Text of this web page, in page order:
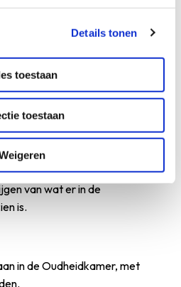
Details tonen
toestaan
toestaan
woonhuis uit 1599.
zijn. Met een rolstoel of
is niet mogelijk, met
en kleine opstapjes geen
is uitsluitend via een
Voor wie hem niet op durft,
foto’s van de tentoonstelling
Zo kun je beneden blijven en
van wat er in de
is.
in de Oudheidkamer, met